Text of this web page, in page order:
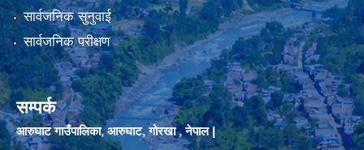
सार्वजनिक सुनुवाई
सार्वजनिक परीक्षण
सम्पर्क
आरुघाट गाउँपालिका, आरुघाट, गोरखा , नेपाल |